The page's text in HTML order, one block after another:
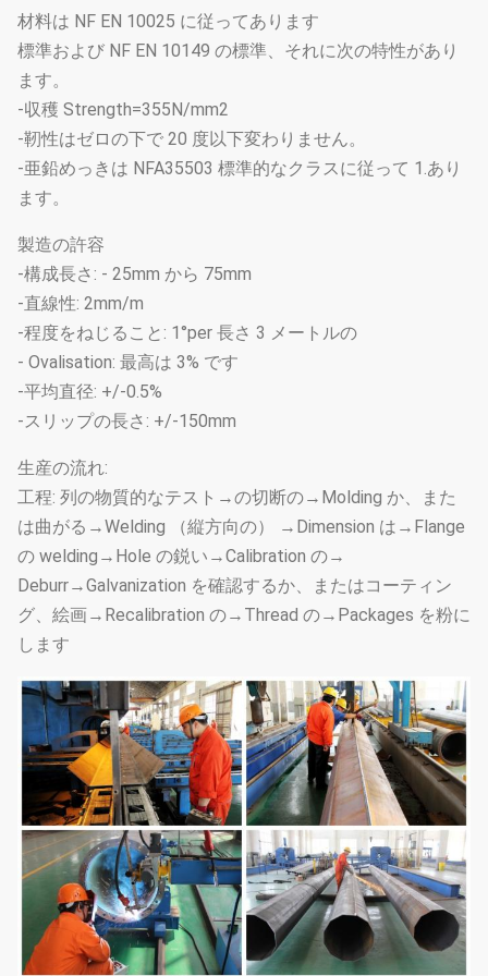
材料は NF EN 10025 に従ってあります
標準および NF EN 10149 の標準、それに次の特性があり
ます。
-収穫 Strength=355N/mm2
-靭性はゼロの下で 20 度以下変わりません。
-亜鉛めっきは NFA35503 標準的なクラスに従って 1.あり
ます。
製造の許容
-構成長さ: - 25mm から 75mm
-直線性: 2mm/m
-程度をねじること: 1°per 長さ 3 メートルの
- Ovalisation: 最高は 3% です
-平均直径: +/-0.5%
-スリップの長さ: +/-150mm
生産の流れ:
工程: 列の物質的なテスト→の切断の→Molding か、また
は曲がる→Welding （縦方向の） →Dimension は→Flange
の welding→Hole の鋭い→Calibration の→
Deburr→Galvanization を確認するか、またはコーティン
グ、絵画→Recalibration の→Thread の→Packages を粉に
します